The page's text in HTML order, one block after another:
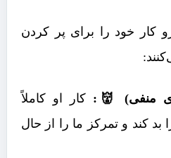
کار خود را برای پر کردن
کار او کاملاً
کند و تمرکز ما را از حال